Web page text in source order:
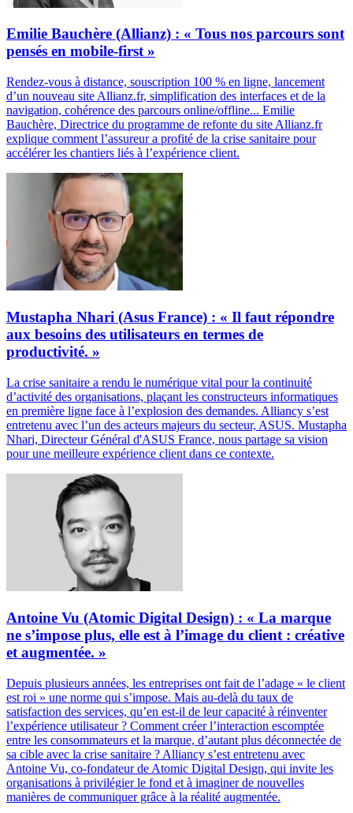
Emilie Bauchère (Allianz) : « Tous nos parcours sont
pensés en mobile-first »
Rendez-vous à distance, souscription 100 % en ligne, lancement
d’un nouveau site Allianz.fr, simplification des interfaces et de la
navigation, cohérence des parcours online/offline... Emilie
Bauchère, Directrice du programme de refonte du site Allianz.fr
explique comment l’assureur a profité de la crise sanitaire pour
accélérer les chantiers liés à l’expérience client.
Mustapha Nhari (Asus France) : « Il faut répondre
aux besoins des utilisateurs en termes de
productivité. »
La crise sanitaire a rendu le numérique vital pour la continuité
d’activité des organisations, plaçant les constructeurs informatiques
en première ligne face à l’explosion des demandes. Alliancy s’est
entretenu avec l’un des acteurs majeurs du secteur, ASUS. Mustapha
Nhari, Directeur Général d'ASUS France, nous partage sa vision
pour une meilleure expérience client dans ce contexte.
Antoine Vu (Atomic Digital Design) : « La marque
ne s’impose plus, elle est à l’image du client : créative
et augmentée. »
Depuis plusieurs années, les entreprises ont fait de l’adage « le client
est roi » une norme qui s’impose. Mais au-delà du taux de
satisfaction des services, qu’en est-il de leur capacité à réinventer
l’expérience utilisateur ? Comment créer l’interaction escomptée
entre les consommateurs et la marque, d’autant plus déconnectée de
sa cible avec la crise sanitaire ? Alliancy s’est entretenu avec
Antoine Vu, co-fondateur de Atomic Digital Design, qui invite les
organisations à privilégier le fond et à imaginer de nouvelles
manières de communiquer grâce à la réalité augmentée.